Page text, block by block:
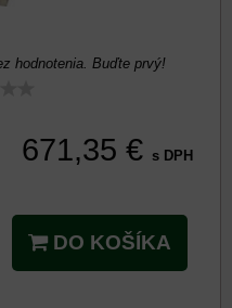
hodnotenia. Buďte prvý!
671,35 € s DPH
DO KOŠÍKA